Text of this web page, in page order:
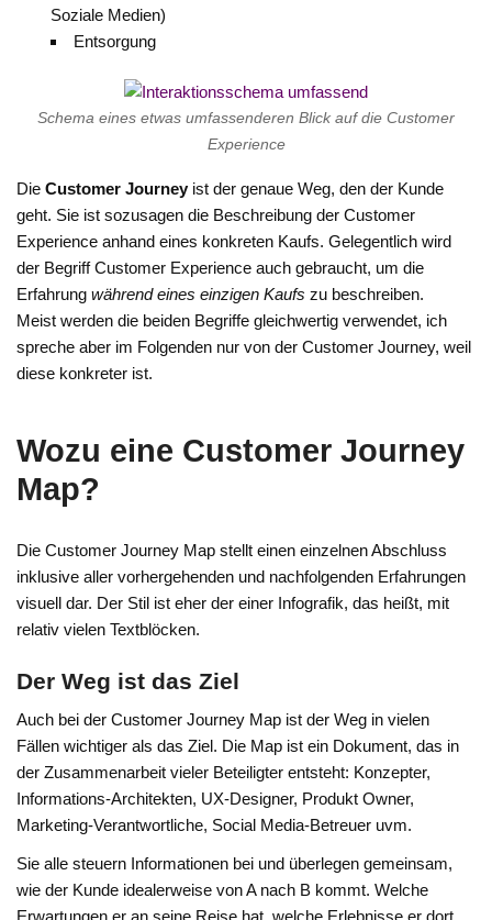
Soziale Medien)
Entsorgung
Schema eines etwas umfassenderen Blick auf die Customer
Experience
DieCustomer Journey ist der genaue Weg, den der Kunde
geht. Sie ist sozusagen die Beschreibung der Customer
Experience anhand eines konkreten Kaufs. Gelegentlich wird
der Begriff Customer Experience auch gebraucht, um die
Erfahrungwährend eines einzigen Kaufs zu beschreiben.
Meist werden die beiden Begriffe gleichwertig verwendet, ich
spreche aber im Folgenden nur von der Customer Journey, weil
diese konkreter ist.
Wozu eine Customer Journey
Map?
Die Customer Journey Map stellt einen einzelnen Abschluss
inklusive aller vorhergehenden und nachfolgenden Erfahrungen
visuell dar. Der Stil ist eher der einer Infografik, das heißt, mit
relativ vielen Textblöcken.
Der Weg ist das Ziel
Auch bei der Customer Journey Map ist der Weg in vielen
Fällen wichtiger als das Ziel. Die Map ist ein Dokument, das in
der Zusammenarbeit vieler Beteiligter entsteht: Konzepter,
Informations-Architekten, UX-Designer, Produkt Owner,
Marketing-Verantwortliche, Social Media-Betreuer uvm.
Sie alle steuern Informationen bei und überlegen gemeinsam,
wie der Kunde idealerweise von A nach B kommt. Welche
Erwartungen er an seine Reise hat, welche Erlebnisse er dort